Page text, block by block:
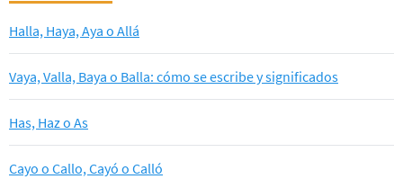
Halla, Haya, Aya o Allá
Vaya, Valla, Baya o Balla: cómo se escribe y significados
Has, Haz o As
Cayo o Callo, Cayó o Calló